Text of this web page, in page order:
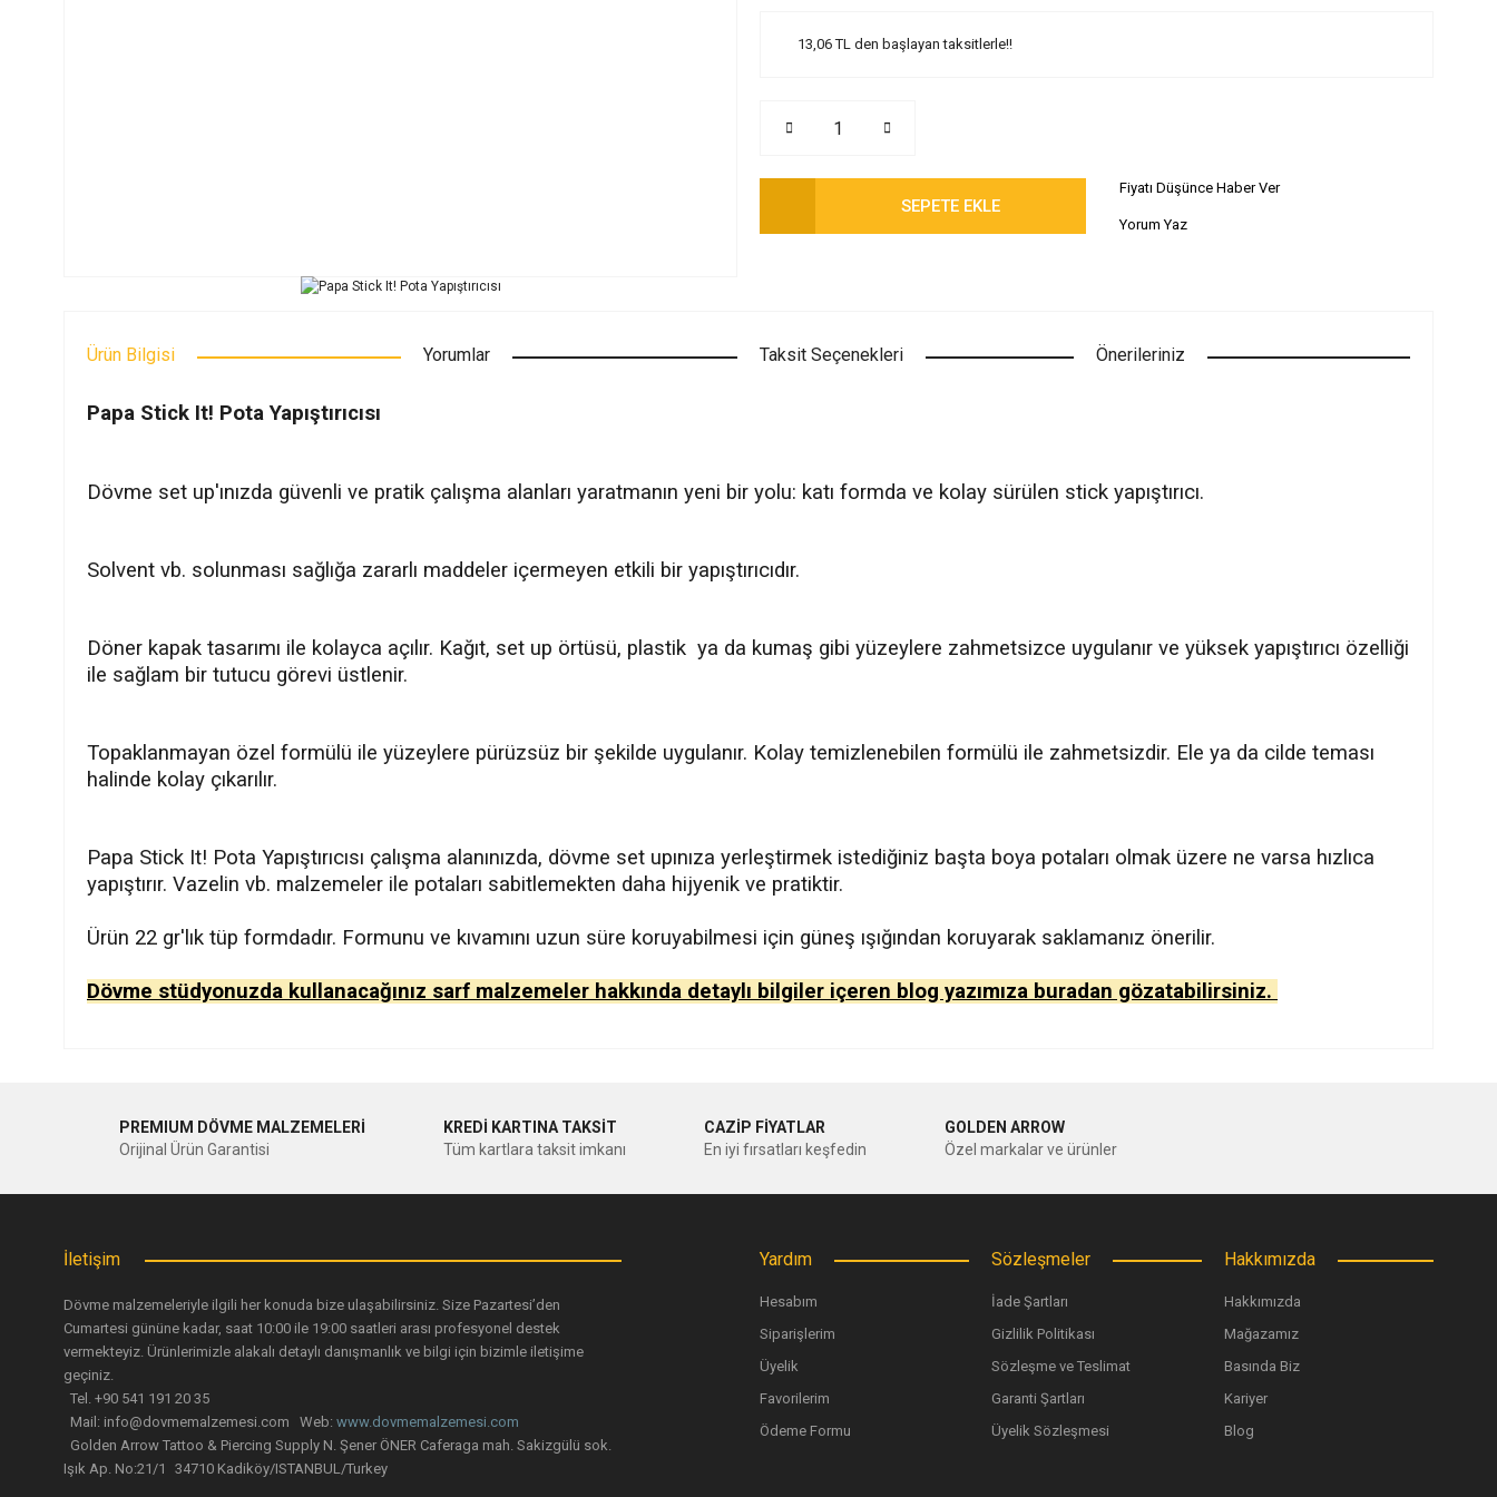
13,06 TL den başlayan taksitlerle!!
SEPETE EKLE
Fiyatı Düşünce Haber Ver
Yorum Yaz
Ürün Bilgisi Yorumlar Taksit Seçenekleri Önerileriniz
Papa Stick It! Pota Yapıştırıcısı
Dövme set up'ınızda güvenli ve pratik çalışma alanları yaratmanın yeni bir yolu: katı formda ve kolay sürülen stick yapıştırıcı.
Solvent vb. solunması sağlığa zararlı maddeler içermeyen etkili bir yapıştırıcıdır.
Döner kapak tasarımı ile kolayca açılır. Kağıt, set up örtüsü, plastik ya da kumaş gibi yüzeylere zahmetsizce uygulanır ve yüksek yapıştırıcı özelliği
ile sağlam bir tutucu görevi üstlenir.
Topaklanmayan özel formülü ile yüzeylere pürüzsüz bir şekilde uygulanır. Kolay temizlenebilen formülü ile zahmetsizdir. Ele ya da cilde teması
halinde kolay çıkarılır.
Papa Stick It! Pota Yapıştırıcısı çalışma alanınızda, dövme set upınıza yerleştirmek istediğiniz başta boya potaları olmak üzere ne varsa hızlıca
yapıştırır. Vazelin vb. malzemeler ile potaları sabitlemekten daha hijyenik ve pratiktir.
Ürün 22 gr'lık tüp formdadır. Formunu ve kıvamını uzun süre koruyabilmesi için güneş ışığından koruyarak saklamanız önerilir.
Dövme stüdyonuzda kullanacağınız sarf malzemeler hakkında detaylı bilgiler içeren blog yazımıza buradan gözatabilirsiniz.
Yorum Yaz
Ürün resmi kalitesiz, bozuk veya görüntülenemiyor.
Gönder
PREMIUM DÖVME MALZEMELERİ
Orijinal Ürün Garantisi
KREDİ KARTINA TAKSİT
Tüm kartlara taksit imkanı
CAZİP FİYATLAR
En iyi fırsatları keşfedin
GOLDEN ARROW
Özel markalar ve ürünler
İletişim
Dövme malzemeleriyle ilgili her konuda bize ulaşabilirsiniz. Size Pazartesi’den
Cumartesi gününe kadar, saat 10:00 ile 19:00 saatleri arası profesyonel destek
vermekteyiz. Ürünlerimizle alakalı detaylı danışmanlık ve bilgi için bizimle iletişime
geçiniz.
Tel. +90 541 191 20 35
Mail: info@dovmemalzemesi.com Web: www.dovmemalzemesi.com
Golden Arrow Tattoo & Piercing Supply N. Şener ÖNER Caferaga mah. Sakizgülü sok.
Işık Ap. No:21/1 34710 Kadiköy/ISTANBUL/Turkey
Yardım
Hesabım
Siparişlerim
Üyelik
Favorilerim
Ödeme Formu
Sözleşmeler
İade Şartları
Gizlilik Politikası
Sözleşme ve Teslimat
Garanti Şartları
Üyelik Sözleşmesi
Hakkımızda
Hakkımızda
Mağazamız
Basında Biz
Kariyer
Blog